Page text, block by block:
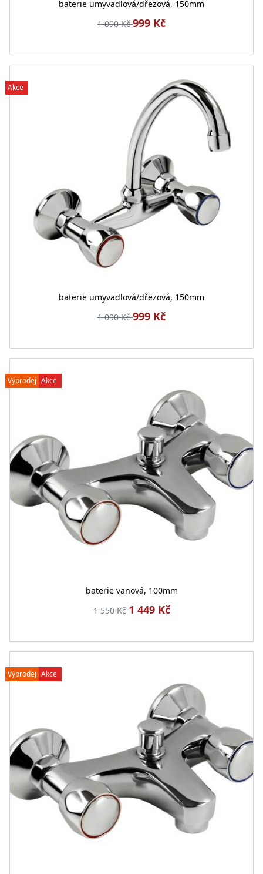
baterie umyvadlová/dřezová, 150mm
1 090 Kč999 Kč
Akce
baterie umyvadlová/dřezová, 150mm
1 090 Kč999 Kč
Výprodej Akce
baterie vanová, 100mm
1 550 Kč1 449 Kč
Výprodej Akce